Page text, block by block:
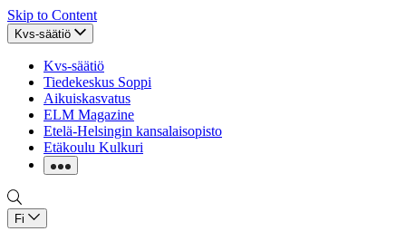
Skip to Content
Kvs-säätiö
Kvs-säätiö
Tiedekeskus Soppi
Aikuiskasvatus
ELM Magazine
Etelä-Helsingin kansalaisopisto
Etäkoulu Kulkuri
Fi